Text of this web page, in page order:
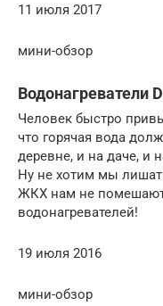
11 июля 2017
мини-обзор
Водонагреватели
Человек быстро
что горячая вода
деревне, и на даче, и
Ну не хотим мы
ЖКХ нам не
водонагревателей!
19 июля 2016
мини-обзор